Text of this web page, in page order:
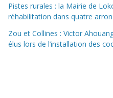
Pistes rurales : la Mairie de
réhabilitation dans quatre
Zou et Collines : Victor
élus lors de l’installation des